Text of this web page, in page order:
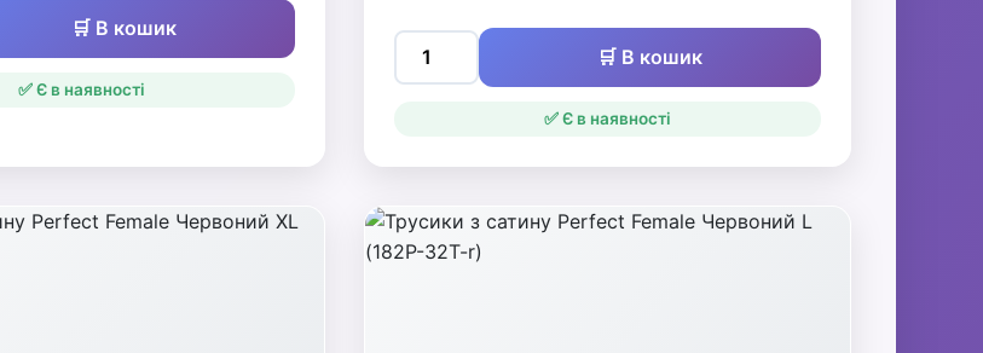
🛒 В кошик
✅ Є в наявності
🛒 В кошик
✅ Є в наявності